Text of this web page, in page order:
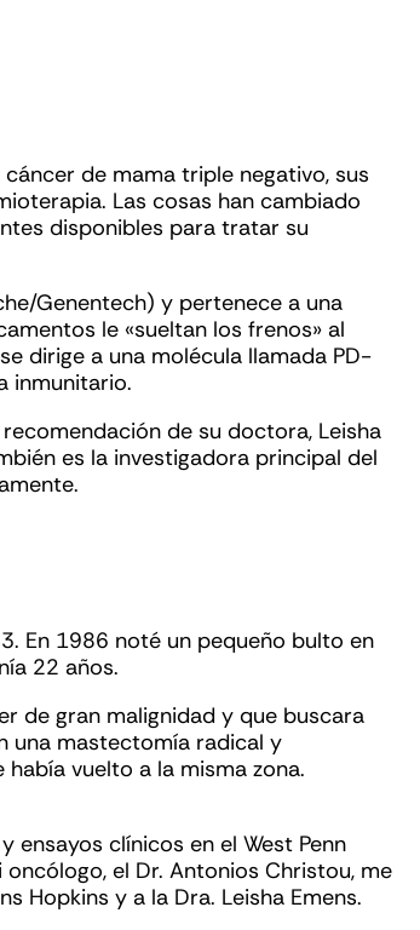
de mama triple negativo, sus
Las cosas han cambiado
disponibles para tratar su
Genentech) y pertenece a una
le «sueltan los frenos» al
dirige a una molécula llamada PD-
inmunitario.
de su doctora, Leisha
es la investigadora principal del
En 1986 noté un pequeño bulto en
22 años.
de gran malignidad y que buscara
una mastectomía radical y
vuelto a la misma zona.
clínicos en el West Penn
el Dr. Antonios Christou, me
Hopkins y a la Dra. Leisha Emens.